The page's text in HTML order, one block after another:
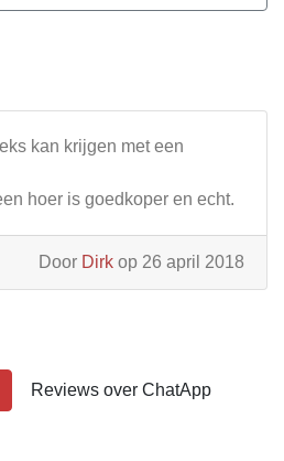
kan krijgen met een
hoer is goedkoper en echt.
Door Dirk op 26 april 2018
Reviews over ChatApp